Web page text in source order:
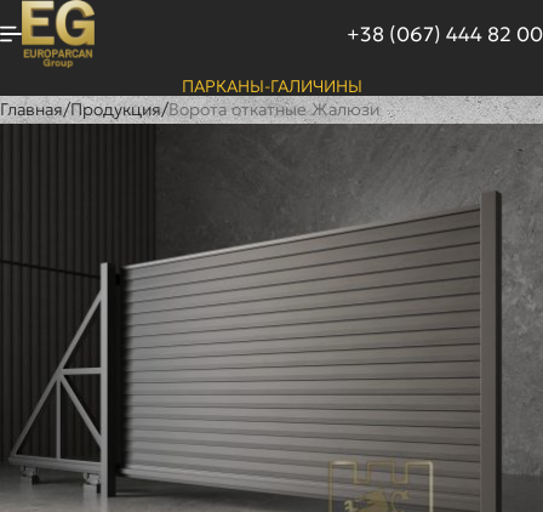
+38 (067) 444 82 00
ПАРКАНЫ-ГАЛИЧИНЫ
Главная/Продукция/Ворота откатные Жалюзи